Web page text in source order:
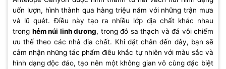
uốn lượn, hình thành qua hàng triệu năm với những trận mưa
và lũ quét. Điều này tạo ra nhiều lớp địa chất khác nhau
trong hẻm núi linh dương, trong đó sa thạch và đá vôi chiếm
ưu thế theo các nhà địa chất. Khi đặt chân đến đây, bạn sẽ
cảm nhận những tác phẩm điêu khắc tự nhiên với màu sắc và
hình dạng độc đáo, tạo nên một không gian vô cùng đặc biệt